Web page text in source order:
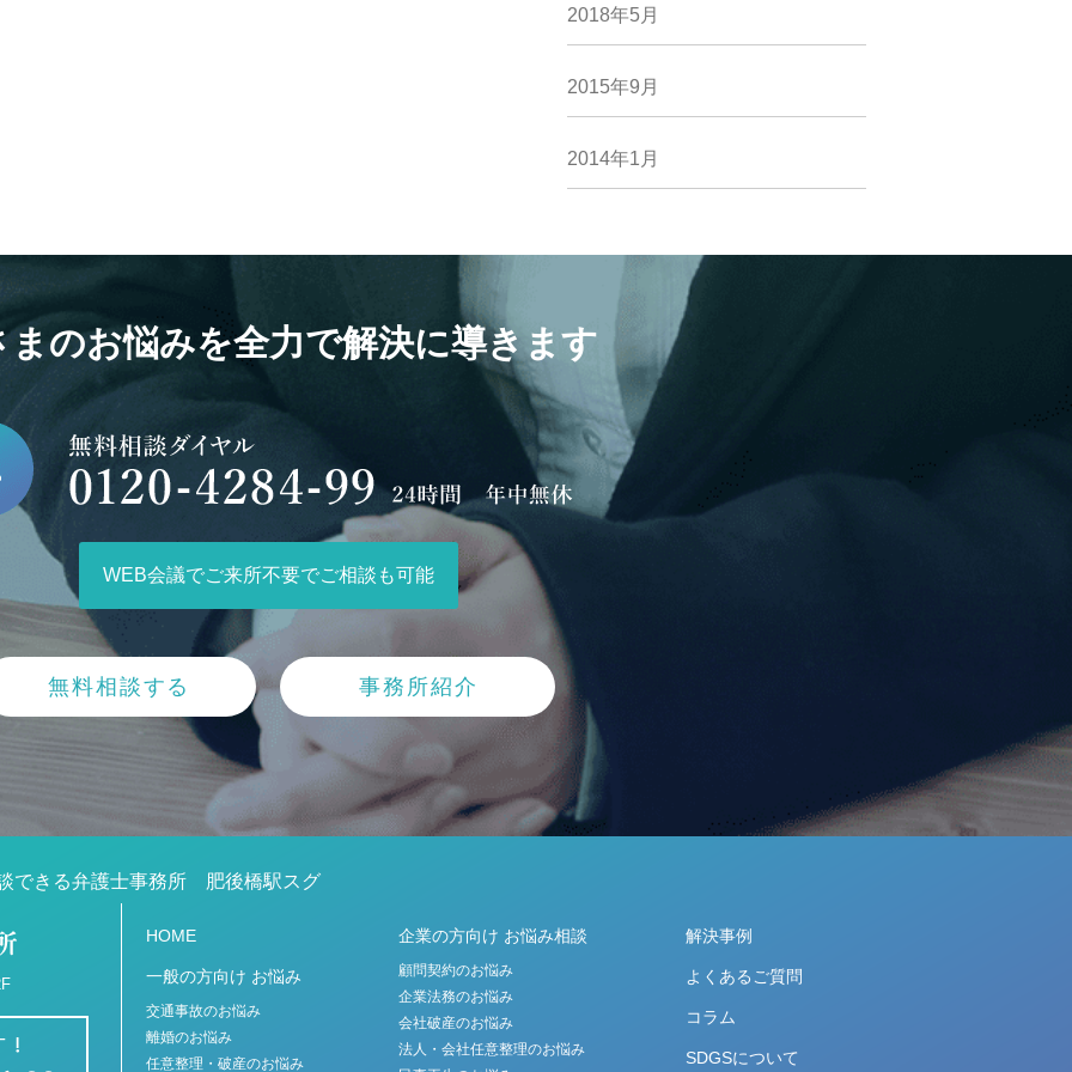
2018年5月
2015年9月
2014年1月
まのお悩みを全力で解決に導きます
WEB会議でご来所不要でご相談も可能
無料相談する 事務所紹介
できる弁護士事務所 肥後橋駅スグ
HOME
一般の方向け お悩み
交通事故のお悩み
離婚のお悩み
任意整理・破産のお悩み
企業の方向け お悩み相談
顧問契約のお悩み
企業法務のお悩み
会社破産のお悩み
法人・会社任意整理のお悩み
解決事例
よくあるご質問
コラム
SDGSについて